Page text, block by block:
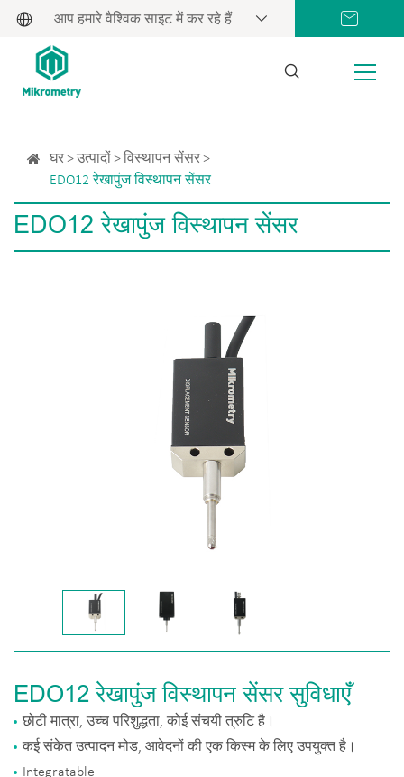
आप हमारे वैश्विक साइट में कर रहे हैं
घर उत्पादों
विस्थापन सेंसर
EDO12 रेखापुंज विस्थापन सेंसर
EDO12 रेखापुंज विस्थापन सेंसर
EDO12 रेखापुंज विस्थापन सेंसर सुविधाएँ
छोटी मात्रा, उच्च परिशुद्धता, कोई संचयी त्रुटि है।
कई संकेत उत्पादन मोड, आवेदनों की एक किस्म के लिए उपयुक्त है।
Integratable